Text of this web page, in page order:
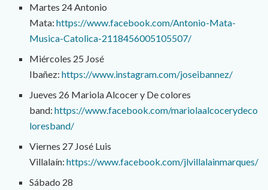
Martes 24 Antonio
Mata:https://www.facebook.com/Antonio-Mata-
Musica-Catolica-2118456005105507/
Miércoles 25 José
Ibañez:https://www.instagram.com/joseibannez/
Jueves 26 Mariola Alcocer y De colores
band:https://www.facebook.com/mariolaalcocerydeco
loresband/
Viernes 27 José Luis
Villalaín:https://www.facebook.com/jlvillalainmarques/
Sábado 28